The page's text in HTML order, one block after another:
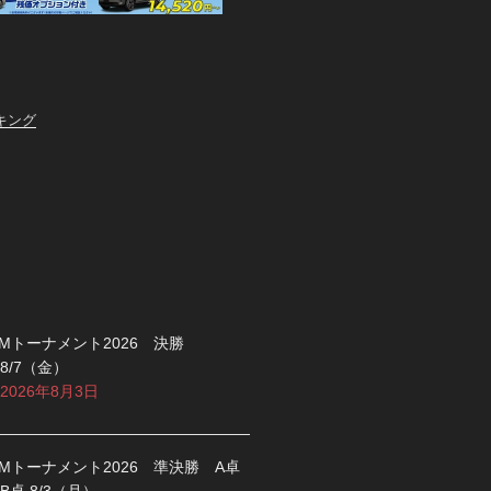
ング
トーナメント2026 決勝
8/7（金）
2026年8月3日
トーナメント2026 準決勝 A卓